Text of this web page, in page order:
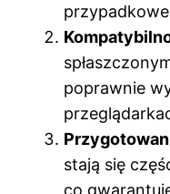
poprawnie
stają się
co